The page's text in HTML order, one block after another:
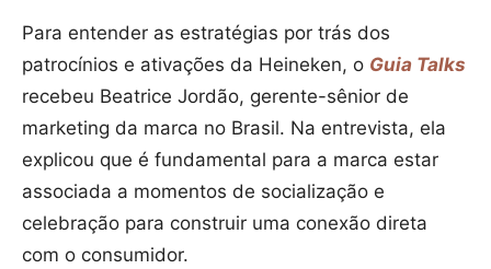
Para entender as estratégias por trás dos
patrocínios e ativações da Heineken, o Guia Talks
recebeu Beatrice Jordão, gerente-sênior de
marketing da marca no Brasil. Na entrevista, ela
explicou que é fundamental para a marca estar
associada a momentos de socialização e
celebração para construir uma conexão direta
com o consumidor.